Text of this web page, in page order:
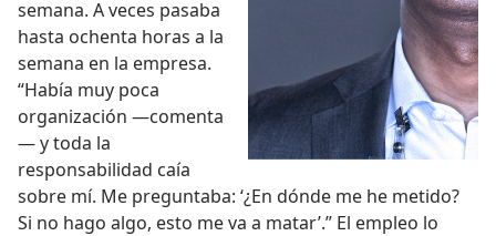
semana. A veces pasaba
hasta ochenta horas a la
semana en la empresa.
“Había muy poca
organización —comenta
— y toda la
responsabilidad caía
sobre mí. Me preguntaba: ‘¿En dónde me he metido?
Si no hago algo, esto me va a matar’.” El empleo lo